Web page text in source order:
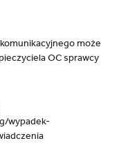
może
OC sprawcy
wypadek-